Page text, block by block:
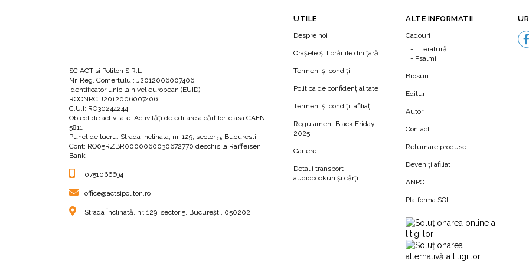
• Ce o face să persiste?
• Are iubirea vreo logică?
Autoarea elucidează pentru noi în această parte a cărții câteva din enigmele iubirii, arătându-ne totodată
cele mai vechi timpuri și până azi și mai ales ce motive stau astăzi la baza formării cuplurilor spre
mulți oameni trăiesc singuri azi în America, dar și de cât de târziu a început să fie acceptată iubirea (ca și
frica) ca obiect de studiu al psihologiei, sociologiei și antropologiei.
Iar studiile din aceste domenii au relevat unele descoperiri cel puțin uluitoare. Iată doar câteva dintre ele:
SC ACT si Politon S.R.L
Nr. Reg. Comertului: J2012006007406
Identificator unic la nivel european (EUID):
ROONRC.J2012006007406
C.U.I: RO30244244
Obiect de activitate: Activităţi de editare a cărţilor, clasa CAEN
5811
Punct de lucru: Strada Inclinata, nr. 129, sector 5, Bucuresti
Cont: RO05RZBR0000060030672770 deschis la Raiffeisen
Bank
0751066694
office@actsipoliton.ro
Strada Înclinată, nr. 129, sector 5, București, 050202
UTILE
Despre noi
Orașele și librăriile din țară
Termeni şi condiţii
Politica de confidenţialitate
Termeni şi condiţii afiliaţi
Regulament Black Friday
2025
Cariere
Detalii transport
audiobookuri şi cărţi
ALTE INFORMATII
Cadouri
Literatură
Psalmii
Brosuri
Edituri
Autori
Contact
Returnare produse
Deveniți afiliat
ANPC
Platforma SOL